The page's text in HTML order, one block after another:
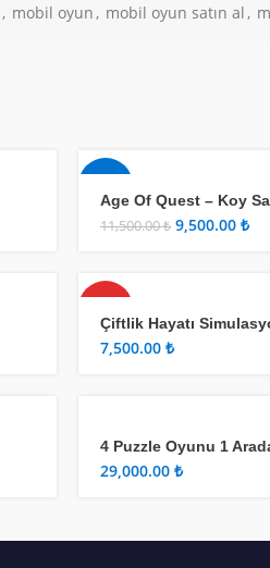
, mobil oyun , mobil oyun satın al ,
Age Of Quest – Koy
11,500.00₺ 9,500.00 ₺
Çiftlik Hayatı
₺
4 Puzzle Oyunu 1
₺